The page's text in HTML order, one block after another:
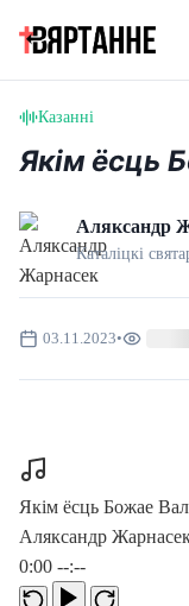
Казанні
Якім ёсць
Аляксандр
Каталіцкі
03.11.2023•
Якім ёсць Божае
Аляксандр
0:00 --:--